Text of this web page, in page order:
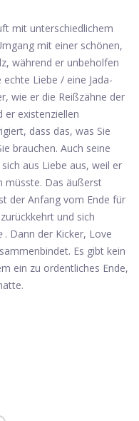
mit unterschiedlichem
mit einer schönen,
während er unbeholfen
Liebe / eine Jada-
wie er die Reißzähne der
existenziellen
dass das, was Sie
brauchen. Auch seine
aus Liebe aus, weil er
müsste. Das äußerst
der Anfang vom Ende für
und sich
. Dann der Kicker, Love
Es gibt kein
ein zu ordentliches Ende,